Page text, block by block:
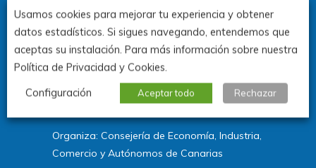
3 Congreso de la Industria de
Canarias
Santa Cruz de Tenerife.
Organiza: Consejería de Economía, Industria,
Comercio y Autónomos de Canarias
Usamos cookies para mejorar tu experiencia y obtener
datos estadísticos. Si sigues navegando, entendemos que
aceptas su instalación. Para más información sobre nuestra
Política de Privacidad y Cookies.
Configuración
Aceptar todo Rechazar